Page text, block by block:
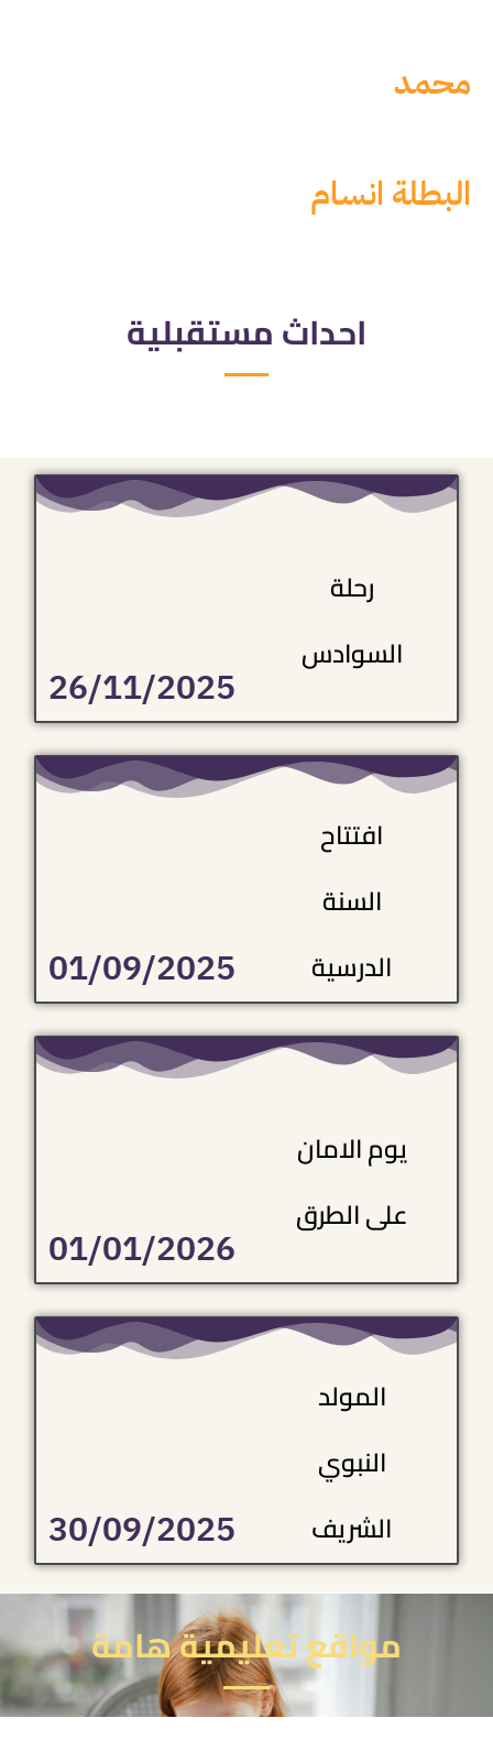
محمد
البطلة انسام
احداث مستقبلية​
رحلة
السوادس
26/11/2025
افتتاح
السنة
الدرسية
01/09/2025
يوم الامان
على الطرق
01/01/2026
المولد
النبوي
الشريف
30/09/2025
مواقع تعليمية هامة